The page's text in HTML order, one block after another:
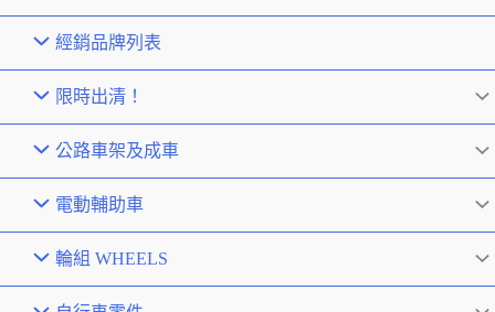
經銷品牌列表
限時出清！
公路車架及成車
電動輔助車
輪組 WHEELS